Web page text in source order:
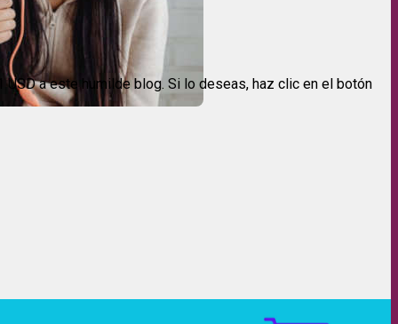
USD a este humilde blog. Si lo deseas, haz clic en el botón